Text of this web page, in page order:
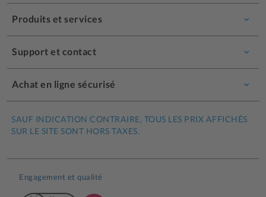
Produits et services
Support et contact
Achat en ligne sécurisé
SAUF INDICATION CONTRAIRE, TOUS LES PRIX AFFICHÉS
SUR LE SITE SONT HORS TAXES.
Engagement et qualité